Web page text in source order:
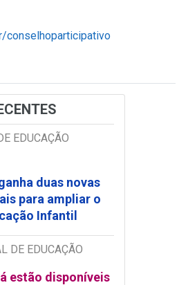
conselhoparticipativo
EDUCAÇÃO
duas novas
para ampliar o
Infantil
DE EDUCAÇÃO
estão disponíveis